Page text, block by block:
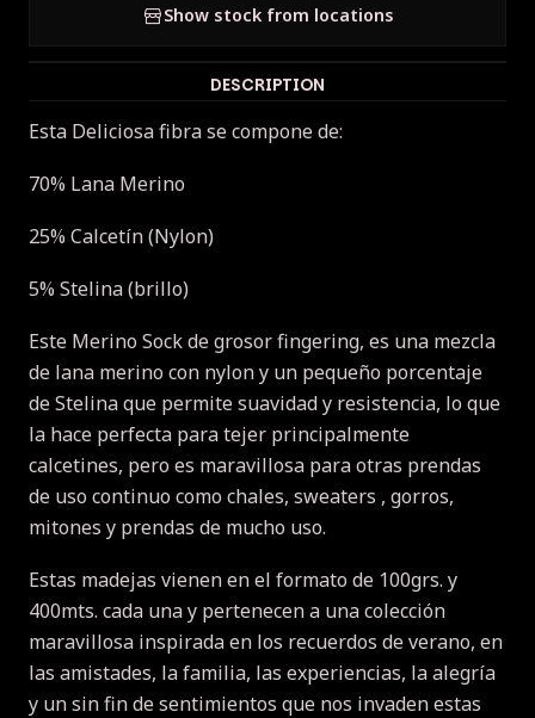
Show stock from locations
DESCRIPTION
Esta Deliciosa fibra se compone de:
70% Lana Merino
25% Calcetín (Nylon)
5% Stelina (brillo)
Este Merino Sock de grosor fingering, es una mezcla
de lana merino con nylon y un pequeño porcentaje
de Stelina que permite suavidad y resistencia, lo que
la hace perfecta para tejer principalmente
calcetines, pero es maravillosa para otras prendas
de uso continuo como chales, sweaters , gorros,
mitones y prendas de mucho uso.
Estas madejas vienen en el formato de 100grs. y
400mts. cada una y pertenecen a una colección
maravillosa inspirada en los recuerdos de verano, en
las amistades, la familia, las experiencias, la alegría
y un sin fin de sentimientos que nos invaden estas